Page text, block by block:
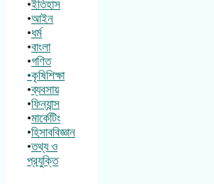
•ইতিহাস
•আইন
•ধর্ম
•বাংলা
•গণিত
•কৃষিশিক্ষা
•ব্যবসায়
•ফিন্যান্স
•মার্কেটিং
•হিসাববিজ্ঞান
•তথ্য ও
প্রযুক্তি